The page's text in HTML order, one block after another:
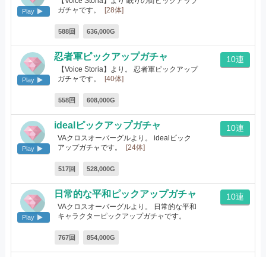
Play
ガチャです。
[28体]
588回 636,000G
Play
忍者軍ピックアップガチャ
【Voice Storia】より。 忍者軍ピックアップ
ガチャです。
[40体]
558回 608,000G
10連
Play
idealピックアップガチャ
VAクロスオーバーグルより。 idealピック
アップガチャです。
[24体]
517回 528,000G
10連
Play
日常的な平和ピックアップガチャ
VAクロスオーバーグルより。 日常的な平和
キャラクターピックアップガチャです。
767回 854,000G
10連